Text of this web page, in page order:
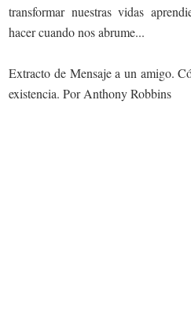
transformar nuestras vidas
hacer cuando nos abrume...
Extracto de Mensaje a un amigo.
existencia. Por Anthony Robbins